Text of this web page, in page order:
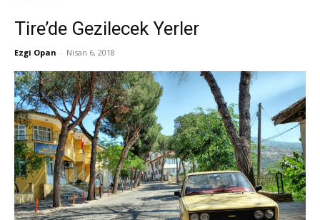
Tire’de Gezilecek Yerler
Ezgi Opan - Nisan 6, 2018